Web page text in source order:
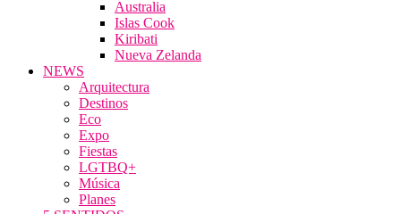
Australia
Islas Cook
Kiribati
Nueva Zelanda
NEWS
Arquitectura
Destinos
Eco
Expo
Fiestas
LGTBQ+
Música
Planes